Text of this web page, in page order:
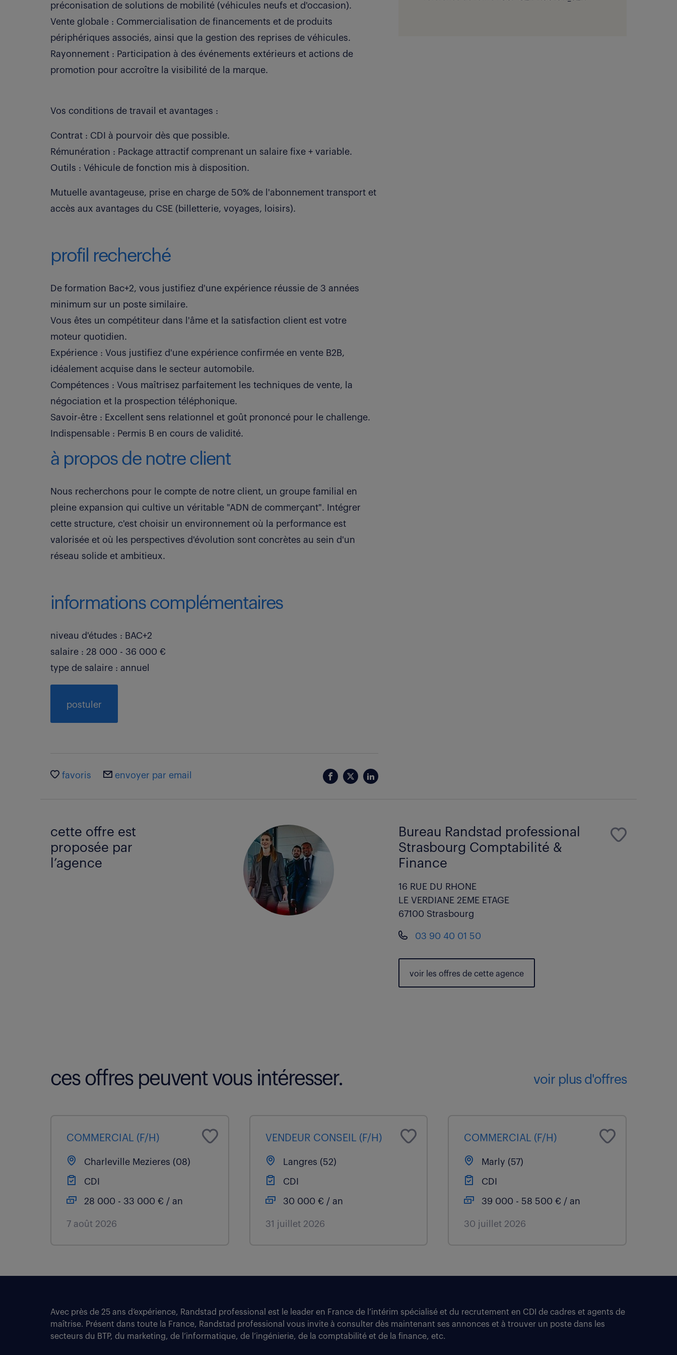
préconisation de solutions de mobilité (véhicules neufs et d'occasion).
Vente globale : Commercialisation de financements et de produits
périphériques associés, ainsi que la gestion des reprises de véhicules.
Rayonnement : Participation à des événements extérieurs et actions de
promotion pour accroître la visibilité de la marque.
Vos conditions de travail et avantages :
Contrat : CDI à pourvoir dès que possible.
Rémunération : Package attractif comprenant un salaire fixe + variable.
Outils : Véhicule de fonction mis à disposition.
Mutuelle avantageuse, prise en charge de 50% de l'abonnement transport et
accès aux avantages du CSE (billetterie, voyages, loisirs).
profil recherché
De formation Bac+2, vous justifiez d'une expérience réussie de 3 années
minimum sur un poste similaire.
Vous êtes un compétiteur dans l'âme et la satisfaction client est votre
moteur quotidien.
Expérience : Vous justifiez d'une expérience confirmée en vente B2B,
idéalement acquise dans le secteur automobile.
Compétences : Vous maîtrisez parfaitement les techniques de vente, la
négociation et la prospection téléphonique.
Savoir-être : Excellent sens relationnel et goût prononcé pour le challenge.
Indispensable : Permis B en cours de validité.
à propos de notre client
Nous recherchons pour le compte de notre client, un groupe familial en
pleine expansion qui cultive un véritable "ADN de commerçant". Intégrer
cette structure, c'est choisir un environnement où la performance est
valorisée et où les perspectives d'évolution sont concrètes au sein d'un
réseau solide et ambitieux.
informations complémentaires
niveau d'études : BAC+2
salaire : 28 000 - 36 000 €
type de salaire : annuel
postuler
favoris envoyer par email
cette offre est
proposée par
l’agence
Bureau Randstad professional
Strasbourg Comptabilité &
Finance
16 RUE DU RHONE
LE VERDIANE 2EME ETAGE
67100 Strasbourg
03 90 40 01 50
voir les offres de cette agence
ces offres peuvent vous intéresser. voir plus d'offres
COMMERCIAL (F/H)
Charleville Mezieres (08)
CDI
28 000 - 33 000 € / an
7 août 2026
VENDEUR CONSEIL (F/H)
Langres (52)
CDI
30 000 € / an
31 juillet 2026
COMMERCIAL (F/H)
Marly (57)
CDI
39 000 - 58 500 € / an
30 juillet 2026
Avec près de 25 ans d’expérience, Randstad professional est le leader en France de l’intérim spécialisé et du recrutement en CDI de cadres et agents de
maîtrise. Présent dans toute la France, Randstad professional vous invite à consulter dès maintenant ses annonces et à trouver un poste dans les
secteurs du BTP, du marketing, de l’informatique, de l’ingénierie, de la comptabilité et de la finance, etc.